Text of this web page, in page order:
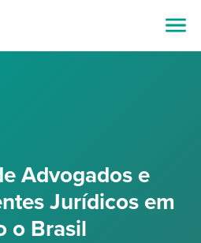
Advogados e
Jurídicos em
o Brasil